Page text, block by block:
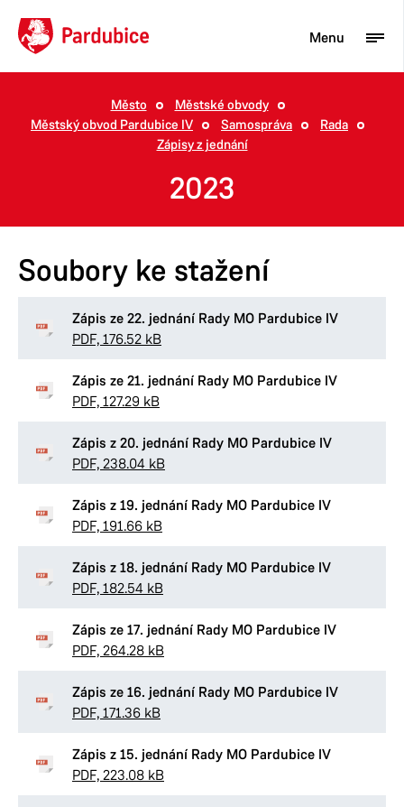
Turista
Občan
Město
Město
Městské obvody
Městský obvod Pardubice IV
Samospráva
Rada
Zápisy z jednání
2023
Soubory ke stažení
Zápis ze 22. jednání Rady MO Pardubice IV
PDF, 176.52 kB
Zápis ze 21. jednání Rady MO Pardubice IV
PDF, 127.29 kB
Zápis z 20. jednání Rady MO Pardubice IV
PDF, 238.04 kB
Zápis z 19. jednání Rady MO Pardubice IV
PDF, 191.66 kB
Zápis z 18. jednání Rady MO Pardubice IV
PDF, 182.54 kB
Zápis ze 17. jednání Rady MO Pardubice IV
PDF, 264.28 kB
Zápis ze 16. jednání Rady MO Pardubice IV
PDF, 171.36 kB
Zápis z 15. jednání Rady MO Pardubice IV
PDF, 223.08 kB
Menu